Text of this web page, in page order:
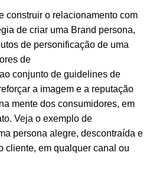
construir o relacionamento com
de criar uma Brand persona,
de personificação de uma
de
conjunto de guidelines de
a imagem e a reputação
mente dos consumidores, em
Veja o exemplo de
persona alegre, descontraída e
cliente, em qualquer canal ou